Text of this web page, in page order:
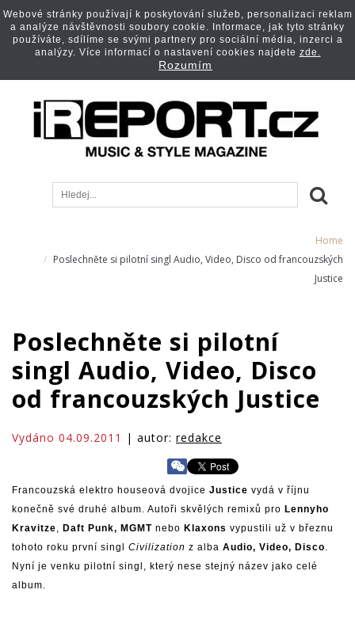
Home
Poslechněte si pilotní singl Audio, Video, Disco od francouzských
Justice
Poslechněte si pilotní
singl Audio, Video, Disco
od francouzských Justice
Vydáno 04.09.2011 | autor: redakce
Francouzská elektro houseová dvojice Justice vydá v říjnu
konečně své druhé album. Autoři skvělých remixů pro Lennyho
Kravitze, Daft Punk, MGMT nebo Klaxons vypustili už v březnu
tohoto roku první singl Civilization z alba Audio, Video, Disco.
Nyní je venku pilotní singl, který nese stejný název jako celé
album.
Webové stránky používají k poskytování služeb, personalizaci reklam
a analýze návštěvnosti soubory cookie. Informace, jak tyto stránky
používáte, sdílíme se svými partnery pro sociální média, inzerci a
analýzy. Více informací o nastavení cookies najdete zde.
Rozumím